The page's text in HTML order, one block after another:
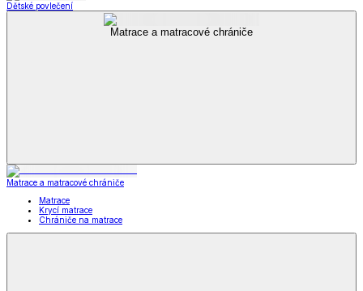
Dětské povlečení
Matrace a matracové chrániče
Matrace a matracové chrániče
Matrace
Krycí matrace
Chrániče na matrace